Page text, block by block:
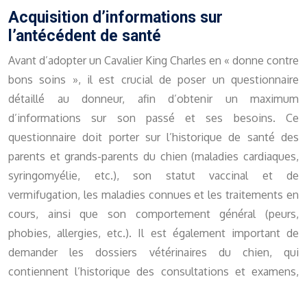
Acquisition d’informations sur
l’antécédent de santé
Avant d’adopter un Cavalier King Charles en « donne contre
bons soins », il est crucial de poser un questionnaire
détaillé au donneur, afin d’obtenir un maximum
d’informations sur son passé et ses besoins. Ce
questionnaire doit porter sur l’historique de santé des
parents et grands-parents du chien (maladies cardiaques,
syringomyélie, etc.), son statut vaccinal et de
vermifugation, les maladies connues et les traitements en
cours, ainsi que son comportement général (peurs,
phobies, allergies, etc.). Il est également important de
demander les dossiers vétérinaires du chien, qui
contiennent l’historique des consultations et examens,